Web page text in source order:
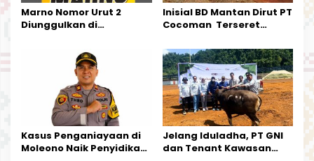
s
Marno Nomor Urut 2
Diunggulkan di
Kesederhanaannya Jadi
Harapan Warga
Inisial BD Mantan Dirut PT
Cocoman Terseret
Tata Kelola Tambang
Kalimantan Barat
Kasus Penganiayaan di
Moleono Naik Penyidikan,
Jelang Iduladha, PT GNI
dan Tenant Kawasan